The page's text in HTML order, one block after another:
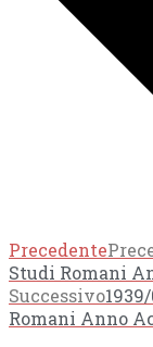
Precedente
Studi Romani
Successivo
Romani Anno